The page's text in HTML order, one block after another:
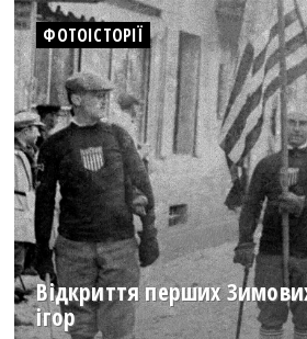
ФОТОІСТОРІЇ
Відкриття перших
ігор